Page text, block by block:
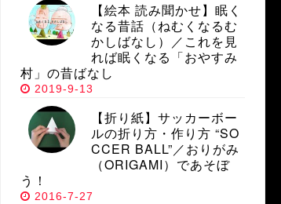
【絵本 読み聞かせ】眠く
なる昔話（ねむくなるむ
かしばなし）／これを見
れば眠くなる「おやすみ
村」の昔ばなし
2019-9-13
【折り紙】サッカーボー
ルの折り方・作り方 “SO
CCER BALL”／おりがみ
（ORIGAMI）であそぼ
う！
2016-7-27